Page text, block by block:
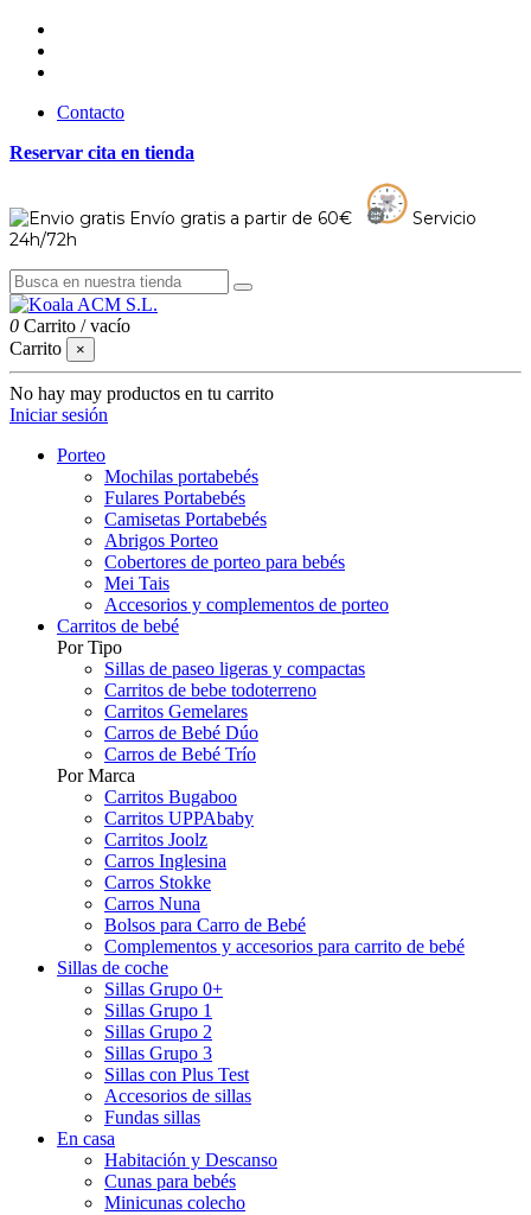
Contacto
Reservar cita en tienda
Envío gratis a partir de 60€
Servicio
24h/72h
0 Carrito /vacío
Carrito
×
No hay may productos en tu carrito
Iniciar sesión
Porteo
Mochilas portabebés
Fulares Portabebés
Camisetas Portabebés
Abrigos Porteo
Cobertores de porteo para bebés
Mei Tais
Accesorios y complementos de porteo
Carritos de bebé
Por Tipo
Sillas de paseo ligeras y compactas
Carritos de bebe todoterreno
Carritos Gemelares
Carros de Bebé Dúo
Carros de Bebé Trío
Por Marca
Carritos Bugaboo
Carritos UPPAbaby
Carritos Joolz
Carros Inglesina
Carros Stokke
Carros Nuna
Bolsos para Carro de Bebé
Complementos y accesorios para carrito de bebé
Sillas de coche
Sillas Grupo 0+
Sillas Grupo 1
Sillas Grupo 2
Sillas Grupo 3
Sillas con Plus Test
Accesorios de sillas
Fundas sillas
En casa
Habitación y Descanso
Cunas para bebés
Minicunas colecho